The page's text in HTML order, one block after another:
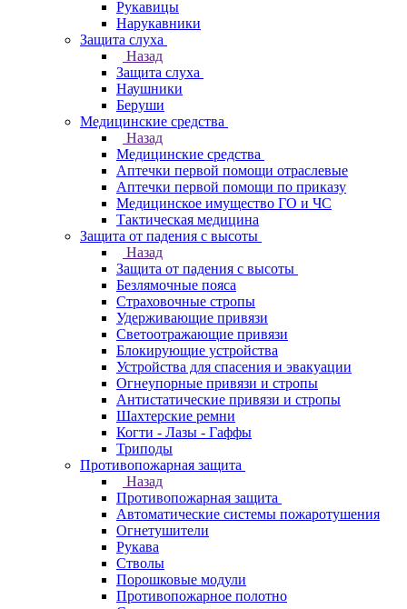
Рукавицы
Нарукавники
Защита слуха
Назад
Защита слуха
Наушники
Беруши
Медицинские средства
Назад
Медицинские средства
Аптечки первой помощи отраслевые
Аптечки первой помощи по приказу
Медицинское имущество ГО и ЧС
Тактическая медицина
Защита от падения с высоты
Назад
Защита от падения с высоты
Безлямочные пояса
Страховочные стропы
Удерживающие привязи
Светоотражающие привязи
Блокирующие устройства
Устройства для спасения и эвакуации
Огнеупорные привязи и стропы
Антистатические привязи и стропы
Шахтерские ремни
Когти - Лазы - Гаффы
Триподы
Противопожарная защита
Назад
Противопожарная защита
Автоматические системы пожаротушения
Огнетушители
Рукава
Стволы
Порошковые модули
Противопожарное полотно